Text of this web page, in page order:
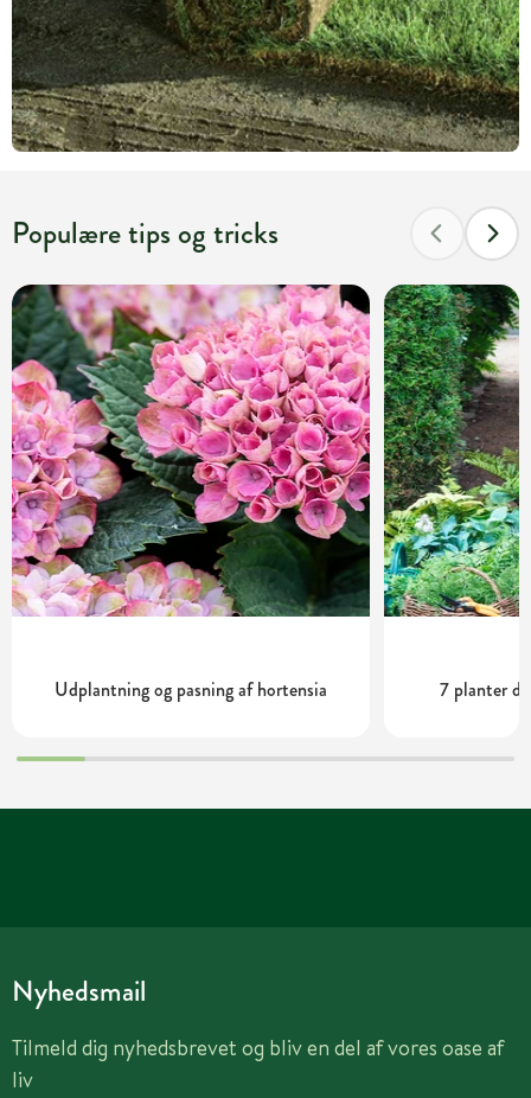
Populære tips og tricks
Udplantning og pasning af hortensia 7 planter
Nyhedsmail
Tilmeld dig nyhedsbrevet og bliv en del af vores oase af
liv